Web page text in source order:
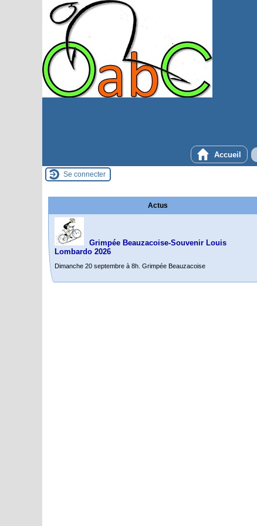
Accueil
Se connecter
Actus
Grimpée Beauzacoise-Souvenir Louis
Lombardo 2026
Dimanche 20 septembre à 8h. Grimpée Beauzacoise